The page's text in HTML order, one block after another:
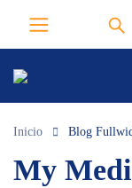
Inicio Blog
My